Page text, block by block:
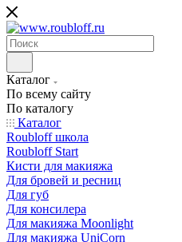
Каталог
По всему сайту
По каталогу
Каталог
Roubloff школа
Roubloff Start
Кисти для макияжа
Для бровей и ресниц
Для губ
Для консилера
Для макияжа Moonlight
Для макияжа UniCorn